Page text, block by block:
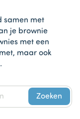
samen met
je brownie
met een
maar ook
Zoeken